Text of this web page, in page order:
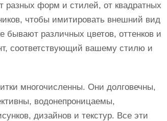
форм и стилей, от квадратных
чтобы имитировать внешний вид
бывают различных цветов, оттенков и
соответствующий вашему стилю и
многочисленны. Они долговечны,
водонепроницаемы,
дизайнов и текстур. Все эти